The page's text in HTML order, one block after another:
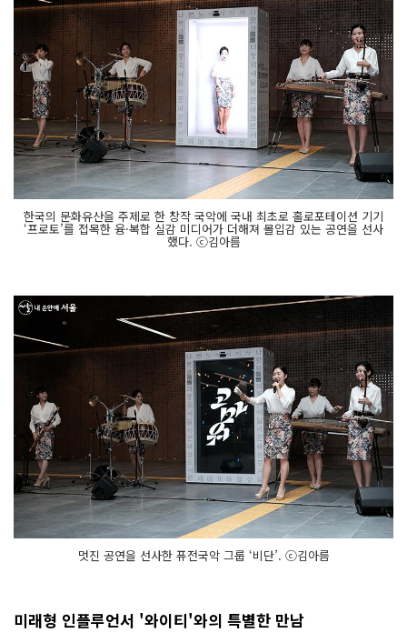
한국의 문화유산을 주제로 한 창작 국악에 국내 최초로 홀로포테이션 기기
‘프로토’를 접목한 융·복합 실감 미디어가 더해져 몰입감 있는 공연을 선사
했다. ⓒ김아름
멋진 공연을 선사한 퓨전국악 그룹 ‘비단’. ⓒ김아름
미래형 인플루언서 '와이티'와의 특별한 만남